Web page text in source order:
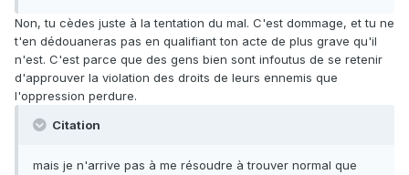
Non, tu cèdes juste à la tentation du mal. C'est dommage, et tu ne
t'en dédouaneras pas en qualifiant ton acte de plus grave qu'il
n'est. C'est parce que des gens bien sont infoutus de se retenir
d'approuver la violation des droits de leurs ennemis que
l'oppression perdure.
Citation
mais je n'arrive pas à me résoudre à trouver normal que